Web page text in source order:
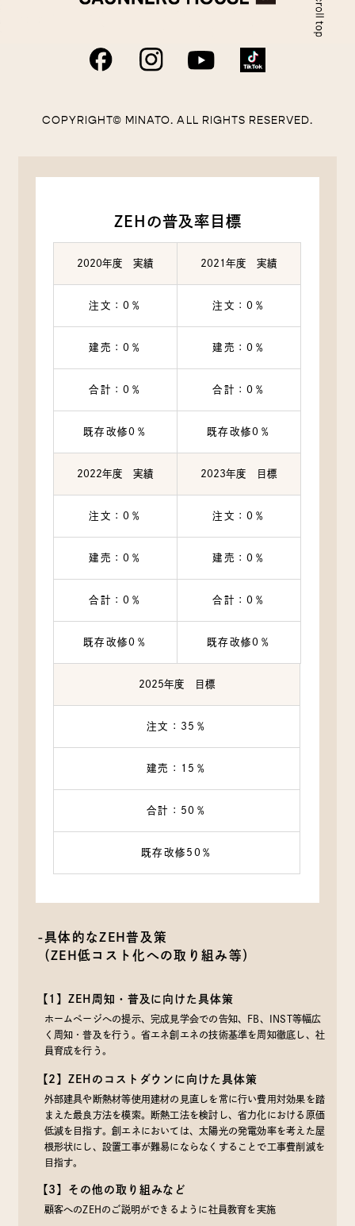
COPYRIGHT© MINATO. ALL RIGHTS RESERVED.
ZEHの普及率目標
2020年度 実績 2021年度 実績
注文：0％ 注文：0％
建売：0％ 建売：0％
合計：0％ 合計：0％
既存改修0％ 既存改修0％
2022年度 実績 2023年度 目標
注文：0％ 注文：0％
建売：0％ 建売：0％
合計：0％ 合計：0％
既存改修0％ 既存改修0％
2025年度 目標
注文：35％
建売：15％
合計：50％
既存改修50％
-具体的なZEH普及策
（ZEH低コスト化への取り組み等）
【1】ZEH周知・普及に向けた具体策
ホームページへの提示、完成見学会での告知、FB、INST等幅広
く周知・普及を行う。省エネ創エネの技術基準を周知徹底し、社
員育成を行う。
【2】ZEHのコストダウンに向けた具体策
外部建具や断熱材等使用建材の見直しを常に行い費用対効果を踏
まえた最良方法を模索。断熱工法を検討し、省力化における原価
低減を目指す。創エネにおいては、太陽光の発電効率を考えた屋
根形状にし、設置工事が難易にならなくすることで工事費削減を
目指す。
【3】その他の取り組みなど
顧客へのZEHのご説明ができるように社員教育を実施